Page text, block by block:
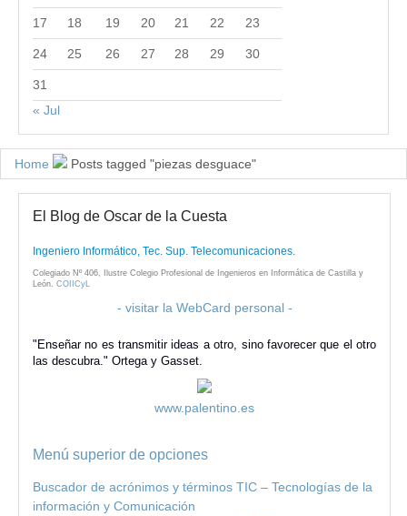
17 18 19 20 21 22 23
24 25 26 27 28 29 30
31
« Jul
Home Posts tagged "piezas desguace"
El Blog de Oscar de la Cuesta
Ingeniero Informático, Tec. Sup. Telecomunicaciones.
Colegiado Nº 406, Ilustre Colegio Profesional de Ingenieros en Informática de Castilla y
León. COIICyL
- visitar la WebCard personal -
"Enseñar no es transmitir ideas a otro, sino favorecer que el otro
las descubra." Ortega y Gasset.
www.palentino.es
Menú superior de opciones
Buscador de acrónimos y términos TIC – Tecnologías de la
información y Comunicación